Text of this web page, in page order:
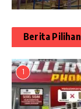
Berita Pilihan
1